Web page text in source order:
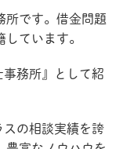
所です。借金問題
ています。
務所』として紹
の相談実績を誇